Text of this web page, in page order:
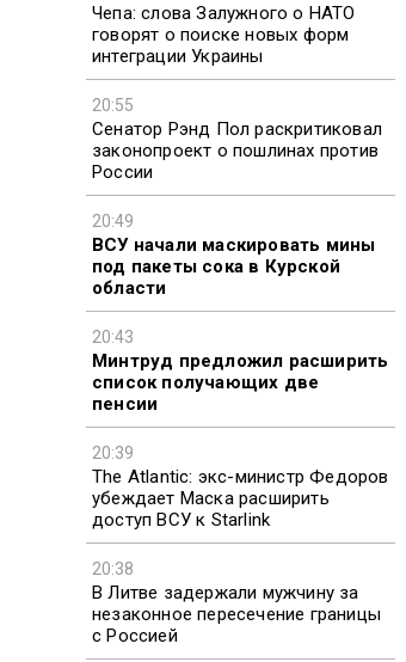
Чепа: слова Залужного о НАТО
говорят о поиске новых форм
интеграции Украины
20:55
Сенатор Рэнд Пол раскритиковал
законопроект о пошлинах против
России
20:49
ВСУ начали маскировать мины
под пакеты сока в Курской
области
20:43
Минтруд предложил расширить
список получающих две
пенсии
20:39
The Atlantic: экс-министр Федоров
убеждает Маска расширить
доступ ВСУ к Starlink
20:38
В Литве задержали мужчину за
незаконное пересечение границы
с Россией